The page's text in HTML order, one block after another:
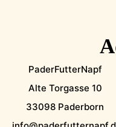
PaderFutterNapf
Alte Torgasse 10
33098 Paderborn